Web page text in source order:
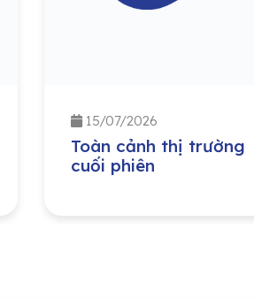
15/07/2026
Toàn cảnh thị trường
cuối phiên